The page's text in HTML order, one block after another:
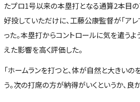
たプロ1号以来の本塁打となる通算2本目の
好投していただけに、工藤公康監督が「ア
った。本塁打からコントロールに気を遣うよ
えた影響を高く評価した。
「ホームランを打つと、体が自然と大きいの
う。次の打席の方が納得がいくというか、良